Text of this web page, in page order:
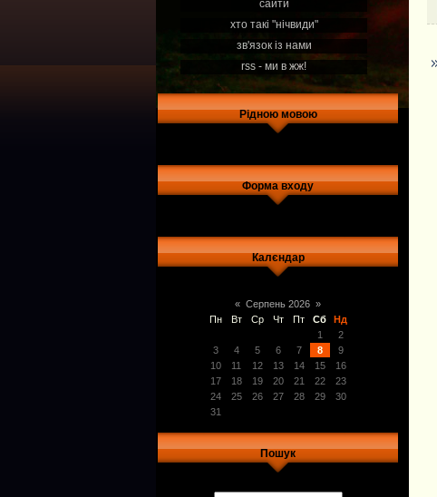
сайти
хто такі "нічвиди"
зв'язок із нами
rss - ми в жж!
Рідною мовою
Форма входу
Калєндар
« Серпень 2026 »
Пн
Вт Ср Чт Пт Сб
Нд
1
2
3
4 5 6 7 8
9
10
11 12 13 14 15
16
17
18 19 20 21 22
23
24
25 26 27 28 29
30
31
Пошук